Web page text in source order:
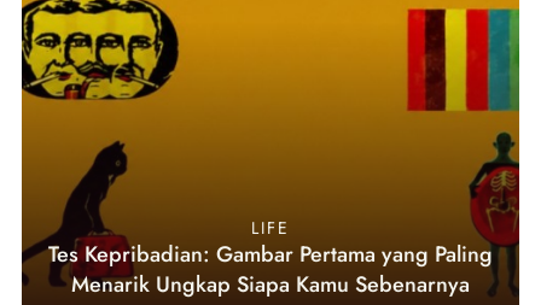
LIFE
Tes Kepribadian: Gambar Pertama yang Paling
Menarik Ungkap Siapa Kamu Sebenarnya